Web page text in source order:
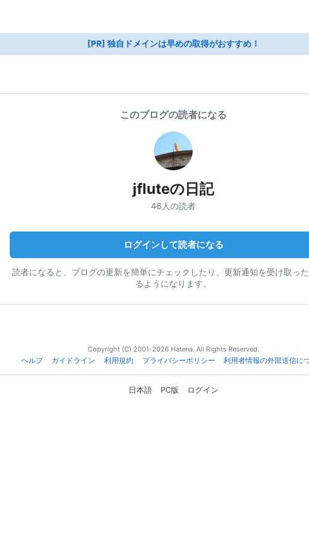
[PR] 独自ドメインは早めの取得がおすすめ！
このブログの読者になる
jfluteの日記
46人の読者
ログインして読者になる
読者になると、ブログの更新を簡単にチェックしたり、更新通知を受け取っ
るようになります。
Copyright (C) 2001-2026 Hatena. All Rights Reserved.
ヘルプ
ガイドライン 利用規約 プライバシーポリシー 利用者情報の外部送信に
日本語 PC版 ログイン